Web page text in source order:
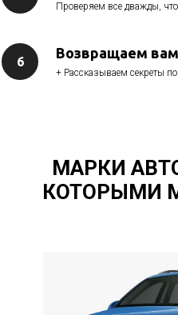
Проверяем все дважды,
Возвращаем
+ Рассказываем секреты
МАРКИ
КОТОРЫМИ